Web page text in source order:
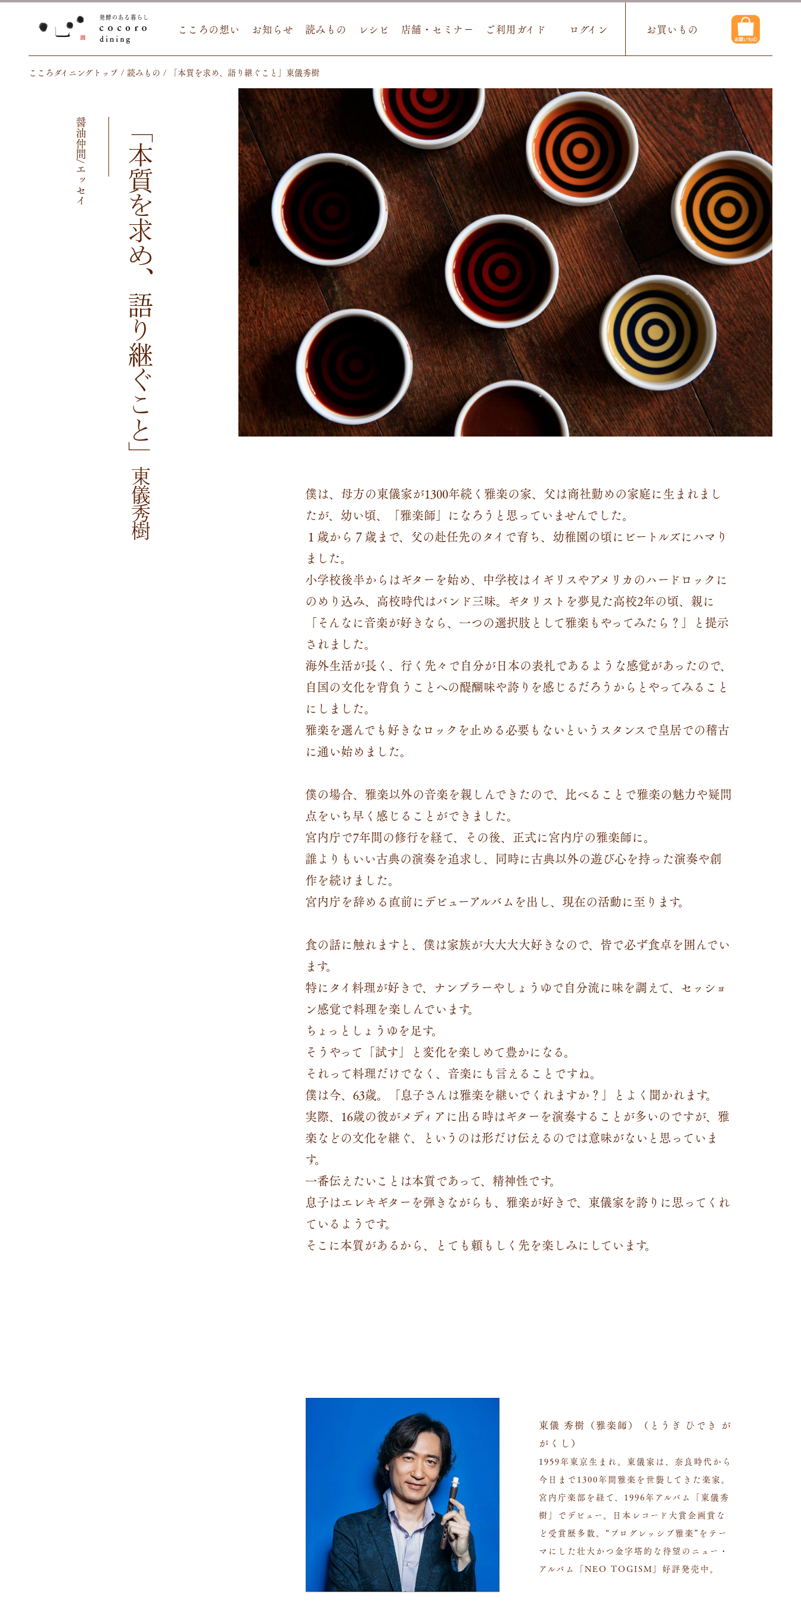
こころの想い お知らせ 読みもの レシピ 店舗・セミナー ご利用ガイド ログイン お買いもの
こころダイニングトップ 読みもの 「本質を求め、語り継ぐこと」東儀秀樹
醤油仲間/エッセイ 「本質を求め、語り継ぐこと」
東儀秀樹
僕は、母方の東儀家が1300年続く雅楽の家、父は商社勤めの家庭に生まれまし
たが、幼い頃、「雅楽師」になろうと思っていませんでした。
１歳から７歳まで、父の赴任先のタイで育ち、幼稚園の頃にビートルズにハマり
ました。
小学校後半からはギターを始め、中学校はイギリスやアメリカのハードロックに
のめり込み、高校時代はバンド三昧。ギタリストを夢見た高校2年の頃、親に
「そんなに音楽が好きなら、一つの選択肢として雅楽もやってみたら？」と提示
されました。
海外生活が長く、行く先々で自分が日本の表札であるような感覚があったので、
自国の文化を背負うことへの醍醐味や誇りを感じるだろうからとやってみること
にしました。
雅楽を選んでも好きなロックを止める必要もないというスタンスで皇居での稽古
に通い始めました。
僕の場合、雅楽以外の音楽を親しんできたので、比べることで雅楽の魅力や疑問
点をいち早く感じることができました。
宮内庁で7年間の修行を経て、その後、正式に宮内庁の雅楽師に。
誰よりもいい古典の演奏を追求し、同時に古典以外の遊び心を持った演奏や創
作を続けました。
宮内庁を辞める直前にデビューアルバムを出し、現在の活動に至ります。
食の話に触れますと、僕は家族が大大大大好きなので、皆で必ず食卓を囲んでい
ます。
特にタイ料理が好きで、ナンプラーやしょうゆで自分流に味を調えて、セッショ
ン感覚で料理を楽しんでいます。
ちょっとしょうゆを足す。
そうやって「試す」と変化を楽しめて豊かになる。
それって料理だけでなく、音楽にも言えることですね。
僕は今、63歳。「息子さんは雅楽を継いでくれますか？」とよく聞かれます。
実際、16歳の彼がメディアに出る時はギターを演奏することが多いのですが、雅
楽などの文化を継ぐ、というのは形だけ伝えるのでは意味がないと思っていま
す。
一番伝えたいことは本質であって、精神性です。
息子はエレキギターを弾きながらも、雅楽が好きで、東儀家を誇りに思ってくれ
ているようです。
そこに本質があるから、とても頼もしく先を楽しみにしています。
東儀 秀樹（雅楽師）（とうぎ ひでき が
がくし）
1959年東京生まれ。東儀家は、奈良時代から
今日まで1300年間雅楽を世襲してきた楽家。
宮内庁楽部を経て、1996年アルバム「東儀秀
樹」でデビュー。日本レコード大賞企画賞な
ど受賞歴多数。“プログレッシブ雅楽”をテー
マにした壮大かつ金字塔的な待望のニュー・
アルバム「NEO TOGISM」好評発売中。